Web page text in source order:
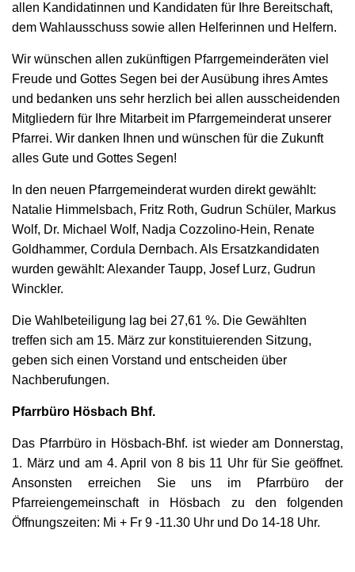
allen Kandidatinnen und Kandidaten für Ihre Bereitschaft,
dem Wahlausschuss sowie allen Helferinnen und Helfern.
Wir wünschen allen zukünftigen Pfarrgemeinderäten viel
Freude und Gottes Segen bei der Ausübung ihres Amtes
und bedanken uns sehr herzlich bei allen ausscheidenden
Mitgliedern für Ihre Mitarbeit im Pfarrgemeinderat unserer
Pfarrei. Wir danken Ihnen und wünschen für die Zukunft
alles Gute und Gottes Segen!
In den neuen Pfarrgemeinderat wurden direkt gewählt:
Natalie Himmelsbach, Fritz Roth, Gudrun Schüler, Markus
Wolf, Dr. Michael Wolf, Nadja Cozzolino-Hein, Renate
Goldhammer, Cordula Dernbach. Als Ersatzkandidaten
wurden gewählt: Alexander Taupp, Josef Lurz, Gudrun
Winckler.
Die Wahlbeteiligung lag bei 27,61 %. Die Gewählten
treffen sich am 15. März zur konstituierenden Sitzung,
geben sich einen Vorstand und entscheiden über
Nachberufungen.
Pfarrbüro Hösbach Bhf.
Das Pfarrbüro in Hösbach-Bhf. ist wieder am Donnerstag,
1. März und am 4. April von 8 bis 11 Uhr für Sie geöffnet.
Ansonsten erreichen Sie uns im Pfarrbüro der
Pfarreiengemeinschaft in Hösbach zu den folgenden
Öffnungszeiten: Mi + Fr 9 -11.30 Uhr und Do 14-18 Uhr.